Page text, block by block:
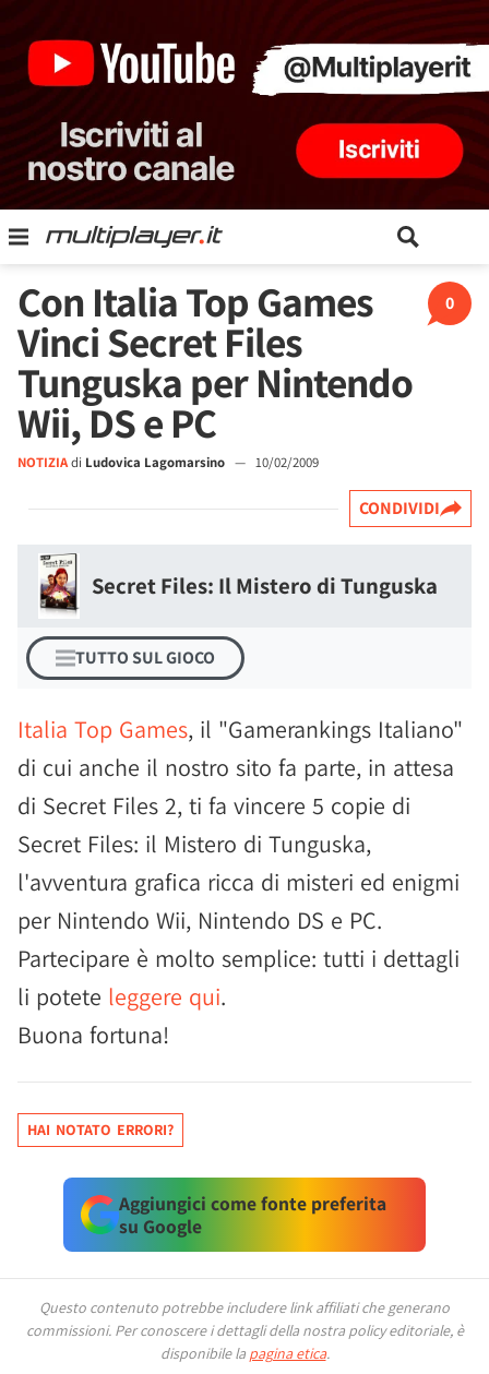
0
Con Italia Top Games
Vinci Secret Files
Tunguska per Nintendo
Wii, DS e PC
NOTIZIAdi Ludovica Lagomarsino — 10/02/2009
CONDIVIDI
Secret Files: Il Mistero di Tunguska
TUTTO SUL GIOCO
Italia Top Games, il "Gamerankings Italiano"
di cui anche il nostro sito fa parte, in attesa
di Secret Files 2, ti fa vincere 5 copie di
Secret Files: il Mistero di Tunguska,
l'avventura grafica ricca di misteri ed enigmi
per Nintendo Wii, Nintendo DS e PC.
Partecipare è molto semplice: tutti i dettagli
li potete leggere qui.
Buona fortuna!
HAI NOTATO ERRORI?
Aggiungici come fonte preferita
su Google
Questo contenuto potrebbe includere link affiliati che generano
commissioni. Per conoscere i dettagli della nostra policy editoriale, è
disponibile la pagina etica.